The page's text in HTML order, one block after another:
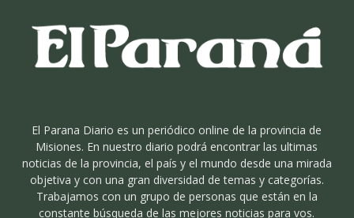
El Parana Diario es un periódico online de la provincia de
Misiones. En nuestro diario podrá encontrar las ultimas
noticias de la provincia, el país y el mundo desde una mirada
objetiva y con una gran diversidad de temas y categorías.
Trabajamos con un grupo de personas que están en la
constante búsqueda de las mejores noticias para vos.